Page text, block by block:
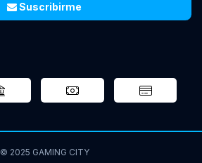
Suscribirme
© 2025 GAMING CITY